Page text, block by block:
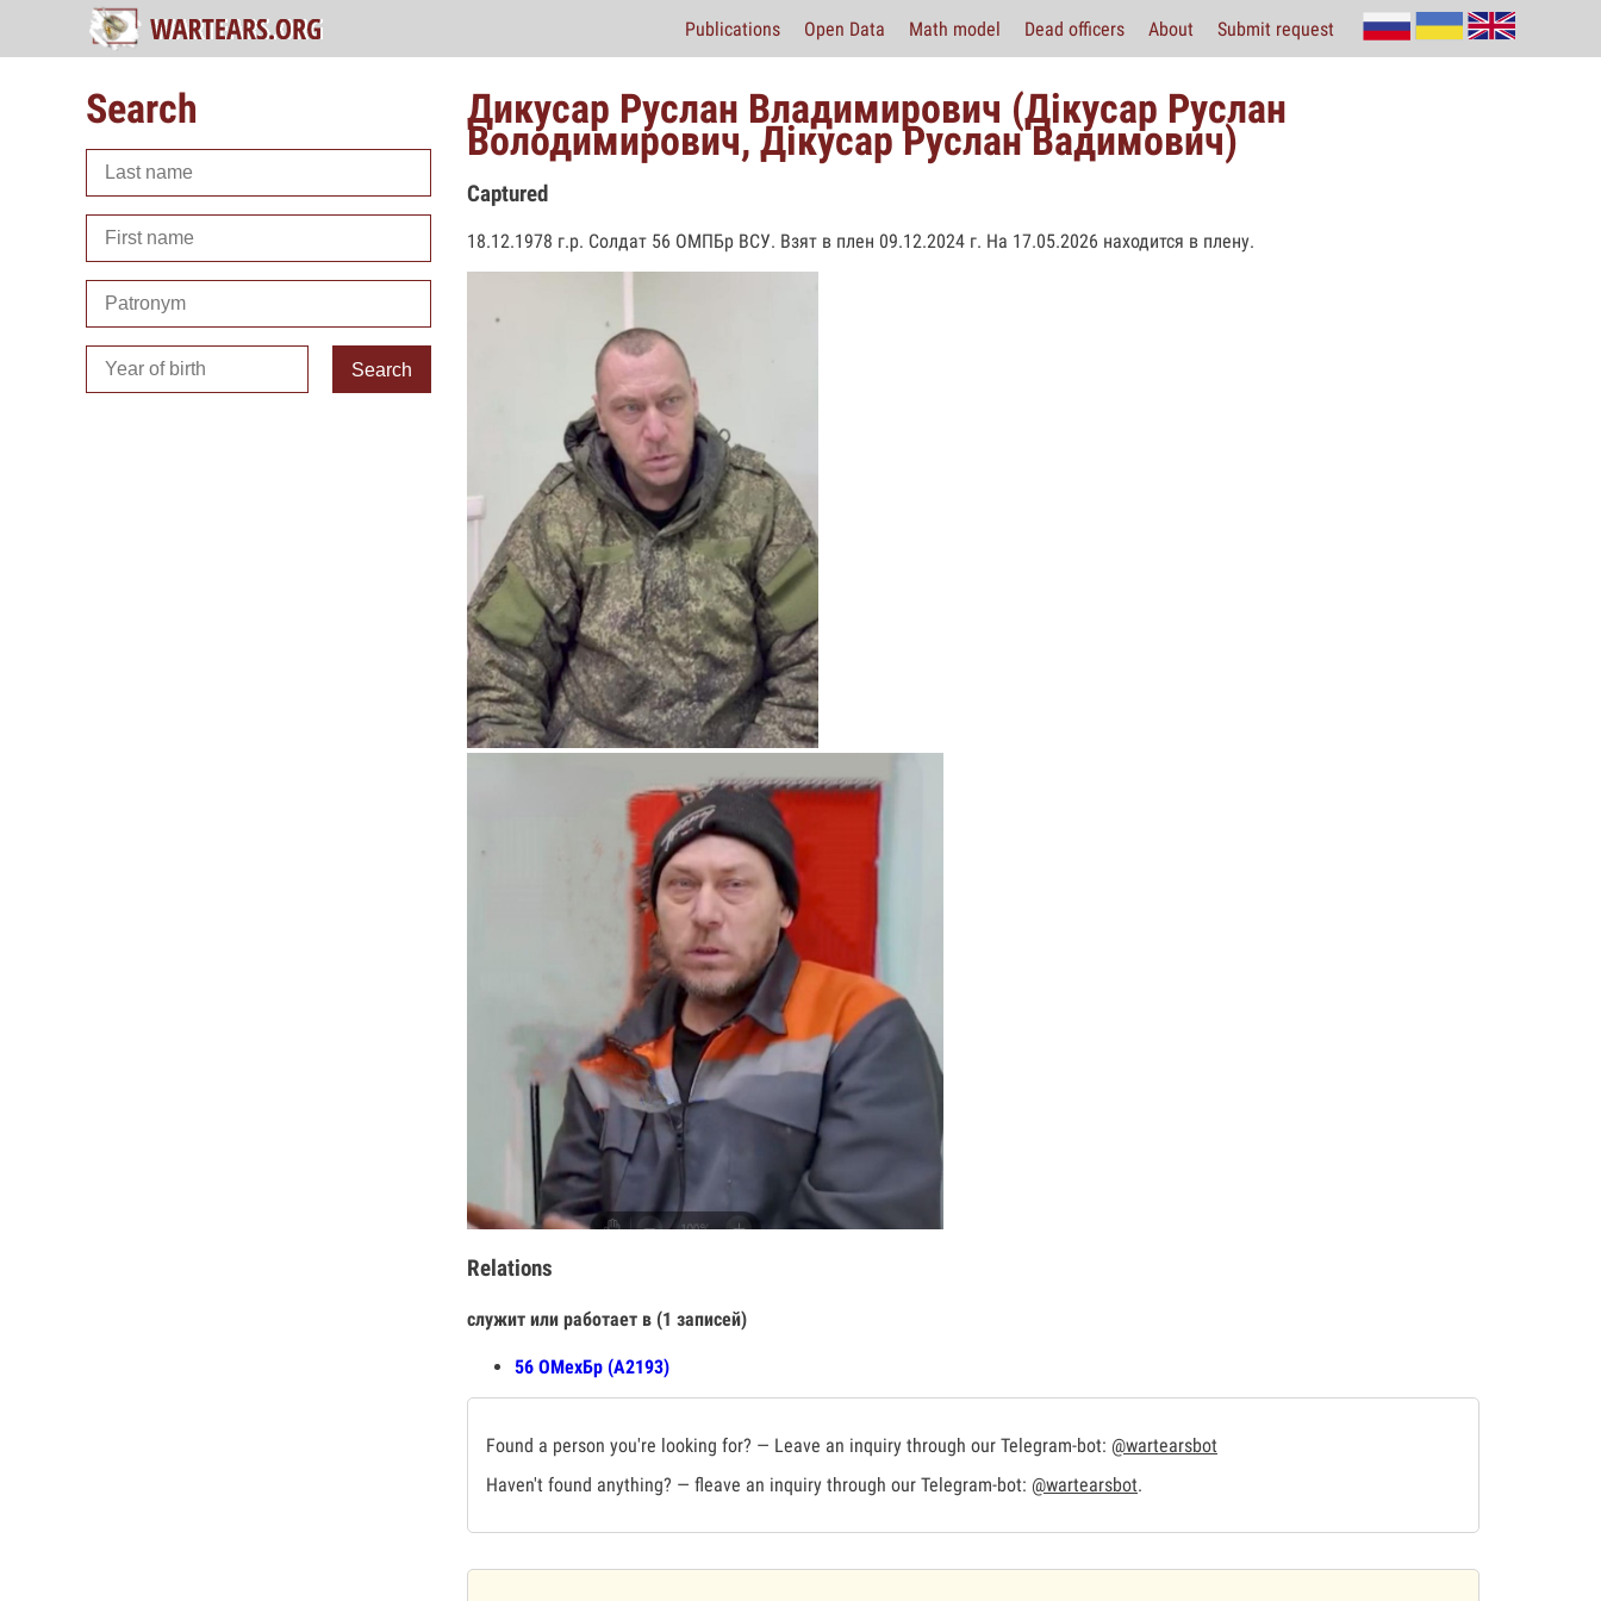
Publications Open Data Math model Dead officers About Submit request
Search
Search
Дикусар Руслан Владимирович (Дікусар Руслан
Володимирович, Дікусар Руслан Вадимович)
Captured
18.12.1978 г.р. Солдат 56 ОМПБр ВСУ. Взят в плен 09.12.2024 г. На 17.05.2026 находится в плену.
Relations
служит или работает в (1 записей)
56 ОМехБр (А2193)
Found a person you're looking for? — Leave an inquiry through our Telegram-bot: @wartearsbot
Haven't found anything? — fleave an inquiry through our Telegram-bot: @wartearsbot.